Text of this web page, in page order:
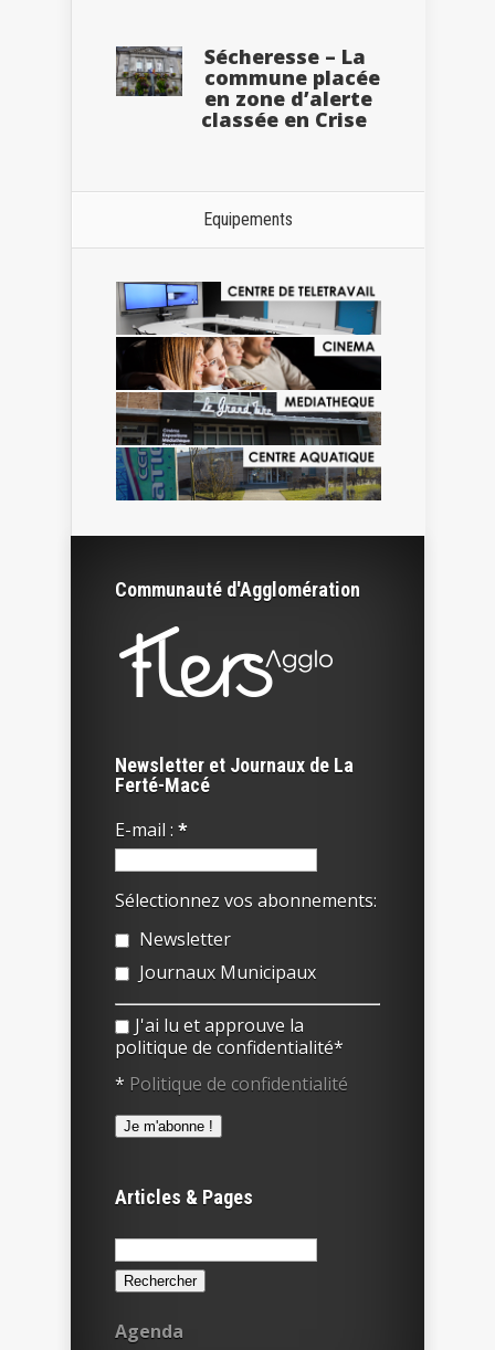
Sécheresse – La
commune placée
en zone d’alerte
classée en Crise
Equipements
Communauté d'Agglomération
Newsletter et Journaux de La
Ferté-Macé
E-mail : *
Sélectionnez vos abonnements:
Newsletter
Journaux Municipaux
J'ai lu et approuve la
politique de confidentialité*
* Politique de confidentialité
Articles & Pages
Rechercher :
Agenda